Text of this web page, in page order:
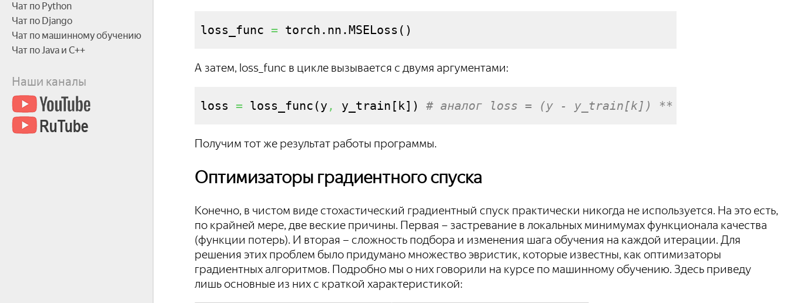
Чат по Python
Чат по Django
Чат по машинному обучению
Чат по Java и С++
Наши каналы
loss_func = torch. nn . MSELoss ( )
А затем, loss_func в цикле вызывается с двумя аргументами:
loss = loss_func (y , y_train [ k] ) # аналог loss = (y - y_train[k]) ** 2
Получим тот же результат работы программы.
Оптимизаторы градиентного спуска
Конечно, в чистом виде стохастический градиентный спуск практически никогда не используется. На это есть,
по крайней мере, две веские причины. Первая – застревание в локальных минимумах функционала качества
(функции потерь). И вторая – сложность подбора и изменения шага обучения на каждой итерации. Для
решения этих проблем было придумано множество эвристик, которые известны, как оптимизаторы
градиентных алгоритмов. Подробно мы о них говорили на курсе по машинному обучению. Здесь приведу
лишь основные из них с краткой характеристикой: